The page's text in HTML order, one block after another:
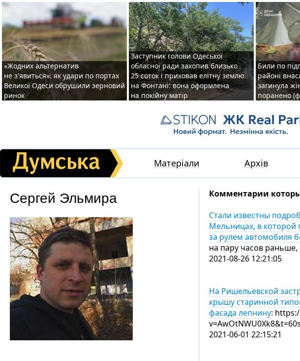
«Жодних альтернатив
не з'явиться»: як удари по портах
Великої Одеси обрушили зерновий
ринок
Заступник голови Одеської
обласної ради захопив близько
25 соток і приховав елітну землю
на Фонтані: вона оформлена
на покійну матір
Били по
районі
загинула
поранено
Матеріали Архів
Сергей Эльмира
Комментарии
Стали известны
Мельницах, в которой
за рулем автомобиля
на пару часов
2021-08-26 12:21:05
На Ришельевской
крышу старинной
фасада лепнину:
v=AwOtNWU0Xk8&t=60s
2021-06-01 22:15:21